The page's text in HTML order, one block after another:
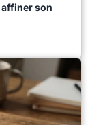
affiner son